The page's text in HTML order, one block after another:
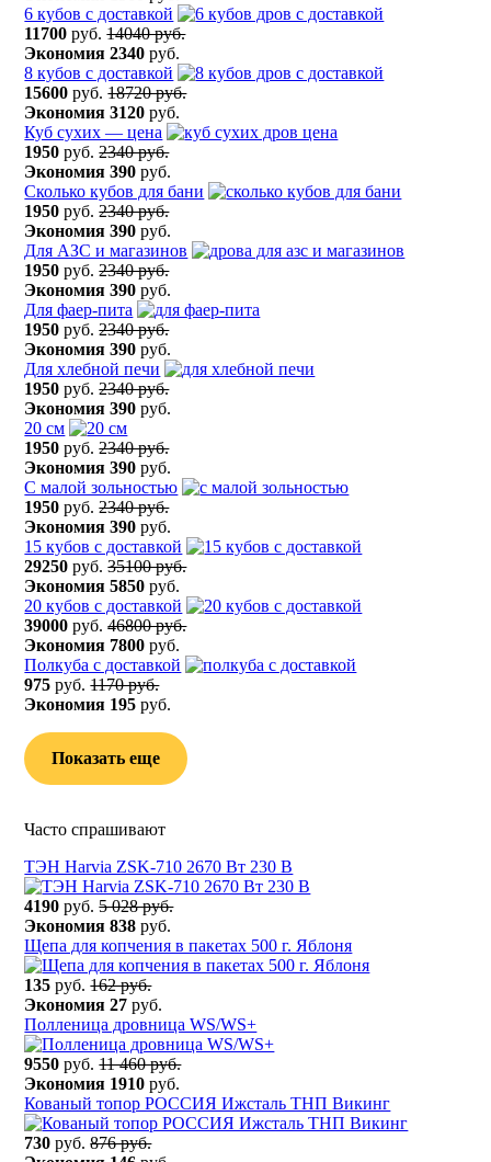
6 кубов с доставкой
11700 руб.14040 руб.
Экономия 2340 руб.
8 кубов с доставкой
15600 руб.18720 руб.
Экономия 3120 руб.
Куб сухих — цена
1950 руб.2340 руб.
Экономия 390 руб.
Сколько кубов для бани
1950 руб.2340 руб.
Экономия 390 руб.
Для АЗС и магазинов
1950 руб.2340 руб.
Экономия 390 руб.
Для фаер-пита
1950 руб.2340 руб.
Экономия 390 руб.
Для хлебной печи
1950 руб.2340 руб.
Экономия 390 руб.
20 см
1950 руб.2340 руб.
Экономия 390 руб.
С малой зольностью
1950 руб.2340 руб.
Экономия 390 руб.
15 кубов с доставкой
29250 руб.35100 руб.
Экономия 5850 руб.
20 кубов с доставкой
39000 руб.46800 руб.
Экономия 7800 руб.
Полкуба с доставкой
975 руб.1170 руб.
Экономия 195 руб.
Показать еще
Часто спрашивают
ТЭН Harvia ZSK-710 2670 Вт 230 В
4190 руб.5 028 руб.
Экономия 838 руб.
Щепа для копчения в пакетах 500 г. Яблоня
135 руб.162 руб.
Экономия 27 руб.
Полленица дровница WS/WS+
9550 руб.11 460 руб.
Экономия 1910 руб.
Кованый топор РОССИЯ Ижсталь ТНП Викинг
730 руб.876 руб.